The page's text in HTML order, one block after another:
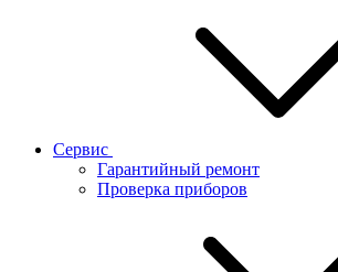
Сервис
Гарантийный ремонт
Проверка приборов